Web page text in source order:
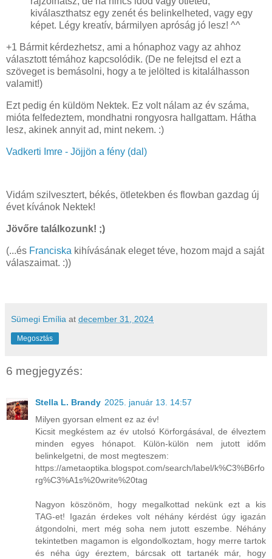
kiválaszthatsz egy zenét és belinkelheted, vagy egy
képet. Légy kreatív, bármilyen apróság jó lesz! ^^
+1 Bármit kérdezhetsz, ami a hónaphoz vagy az ahhoz
választott témához kapcsolódik. (De ne felejtsd el ezt a
szöveget is bemásolni, hogy a te jelölted is kitalálhasson
valamit!)
Ezt pedig én küldöm Nektek. Ez volt nálam az év száma,
mióta felfedeztem, mondhatni rongyosra hallgattam. Hátha
lesz, akinek annyit ad, mint nekem. :)
Vadkerti Imre - Jöjjön a fény (dal)
Vidám szilvesztert, békés, ötletekben és flowban gazdag új
évet kívánok Nektek!
Jövőre találkozunk! ;)
(...és Franciska kihívásának eleget téve, hozom majd a saját
válaszaimat. :))
Sümegi Emília at december 31, 2024
Megosztás
6 megjegyzés:
Stella L. Brandy 2025. január 13. 14:57
Milyen gyorsan elment ez az év!
Kicsit megkéstem az év utolsó Körforgásával, de élveztem
minden egyes hónapot. Külön-külön nem jutott időm
belinkelgetni, de most megteszem:
https://ametaoptika.blogspot.com/search/label/k%C3%B6rfo
rg%C3%A1s%20write%20tag
Nagyon köszönöm, hogy megalkottad nekünk ezt a kis
TAG-et! Igazán érdekes volt néhány kérdést úgy igazán
átgondolni, mert még soha nem jutott eszembe. Néhány
tekintetben magamon is elgondolkoztam, hogy merre tartok
és néha úgy éreztem, bárcsak ott tartanék már, hogy